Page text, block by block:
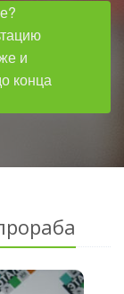
и
конца